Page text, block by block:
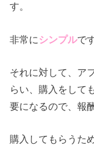
す。
非常に シンプルで
それに対して、ア
らい、購入をして
要になるので、報
購入してもらうた